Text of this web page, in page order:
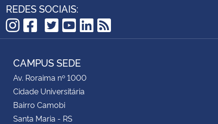
REDES SOCIAIS:
Instagram
Facebook
TikTok
Twitter
YouTube
LinkedIn
RSS
CAMPUS SEDE
Av. Roraima nº 1000
Cidade Universitária
Bairro Camobi
Santa Maria - RS